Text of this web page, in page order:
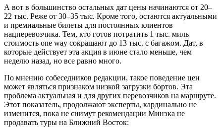
А вот в большинство остальных дат цены начинаются от 20–
22 тыс. Реже от 30–35 тыс. Кроме того, остаются актуальными
и премиальные билеты для постоянных клиентов
нацперевозчика. Тем, кто готов потратить 1 тыс. миль
стоимость one way сокращают до 13 тыс. с багажом. Дат, в
которые действует эта акция в июне стало меньше, чем
неделю назад, но все равно много.
По мнению собеседников редакции, такое поведение цен
может являться признаком низкой загрузки бортов. Эта
проблема актуальная и для других перевозчиков на маршруте.
Этот показатель, продолжают эксперты, кардинально не
изменится, пока не снимут рекомендации Минэка не
продавать туры на Ближний Восток: